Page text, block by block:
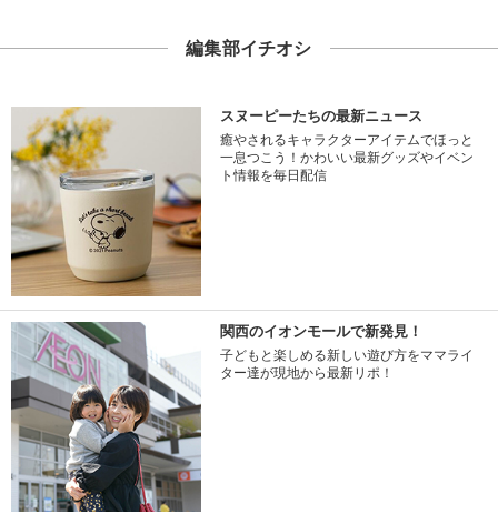
編集部イチオシ
スヌーピーたちの最新ニュース
癒やされるキャラクターアイテムでほっと
一息つこう！かわいい最新グッズやイベン
ト情報を毎日配信
関西のイオンモールで新発見！
子どもと楽しめる新しい遊び方をママライ
ター達が現地から最新リポ！